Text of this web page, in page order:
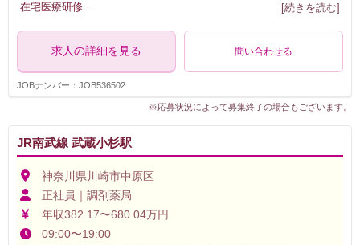
在宅医療研修... [続きを読む]
求人の詳細を見る 問い合わせる
JOBナンバー：JOB536502
※応募状況によって募集終了の場合もございます。
JR南武線 武蔵小杉駅
神奈川県川崎市中原区
正社員｜調剤薬局
年収382.17〜680.04万円
09:00〜19:00